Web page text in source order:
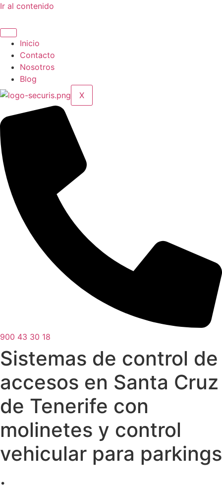
Ir al contenido
Inicio
Contacto
Nosotros
Blog
X
900 43 30 18
Sistemas de control de
accesos en Santa Cruz
de Tenerife con
molinetes y control
vehicular para parkings
.